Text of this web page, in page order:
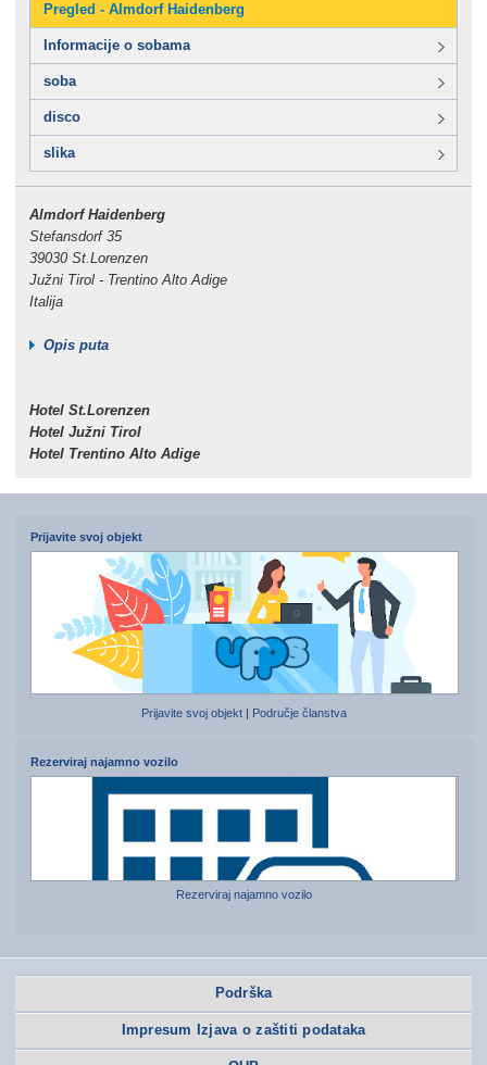
Pregled - Almdorf Haidenberg
Informacije o sobama
soba
disco
slika
Almdorf Haidenberg
Stefansdorf 35
39030 St.Lorenzen
Južni Tirol - Trentino Alto Adige
Italija
Opis puta
Hotel St.Lorenzen
Hotel Južni Tirol
Hotel Trentino Alto Adige
Prijavite svoj objekt
Prijavite svoj objekt Područje članstva
Rezerviraj najamno vozilo
Rezerviraj najamno vozilo
Podrška
Impresum Izjava o zaštiti podataka